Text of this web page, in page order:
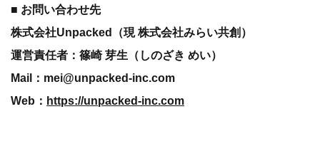
■ お問い合わせ先
株式会社Unpacked（現 株式会社みらい共創）
運営責任者：篠崎 芽生（しのざき めい）
Mail：mei@unpacked-inc.com
Web： https://unpacked-inc.com